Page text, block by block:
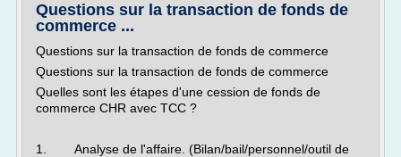
Questions sur la transaction de fonds de
commerce ...
Questions sur la transaction de fonds de commerce
Questions sur la transaction de fonds de commerce
Quelles sont les étapes d'une cession de fonds de
commerce CHR avec TCC ?
1. Analyse de l'affaire. (Bilan/bail/personnel/outil de